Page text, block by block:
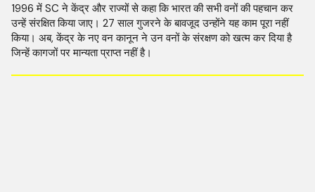
1996 में SC ने केंद्र और राज्यों से कहा कि भारत की सभी वनों की पहचान कर
उन्हें संरक्षित किया जाए। 27 साल गुजरने के बावजूद उन्होंने यह काम पूरा नहीं
किया। अब, केंद्र के नए वन कानून ने उन वनों के संरक्षण को खत्म कर दिया है
जिन्हें कागजों पर मान्यता प्राप्त नहीं है।